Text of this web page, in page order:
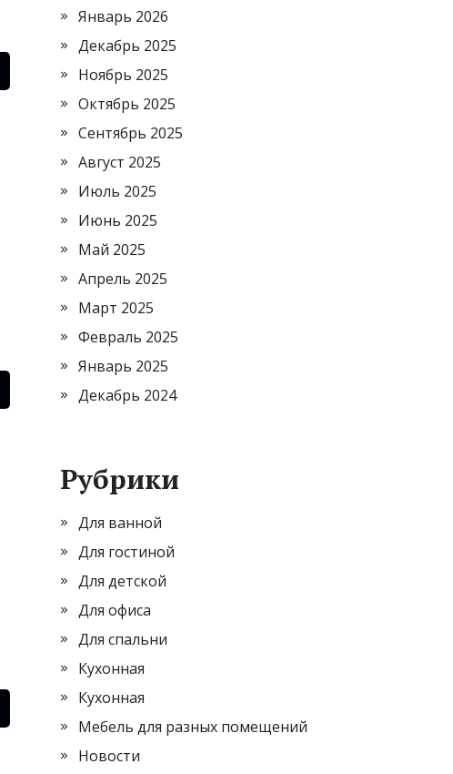
Январь 2026
Декабрь 2025
Ноябрь 2025
Октябрь 2025
Сентябрь 2025
Август 2025
Июль 2025
Июнь 2025
Май 2025
Апрель 2025
Март 2025
Февраль 2025
Январь 2025
Декабрь 2024
Рубрики
Для ванной
Для гостиной
Для детской
Для офиса
Для спальни
Кухонная
Кухонная
Мебель для разных помещений
Новости